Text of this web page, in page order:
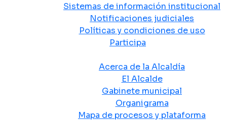
Sistemas de información institucional
Notificaciones judiciales
Políticas y condiciones de uso
Participa
Acerca de la Alcaldía
El Alcalde
Gabinete municipal
Organigrama
Mapa de procesos y plataforma